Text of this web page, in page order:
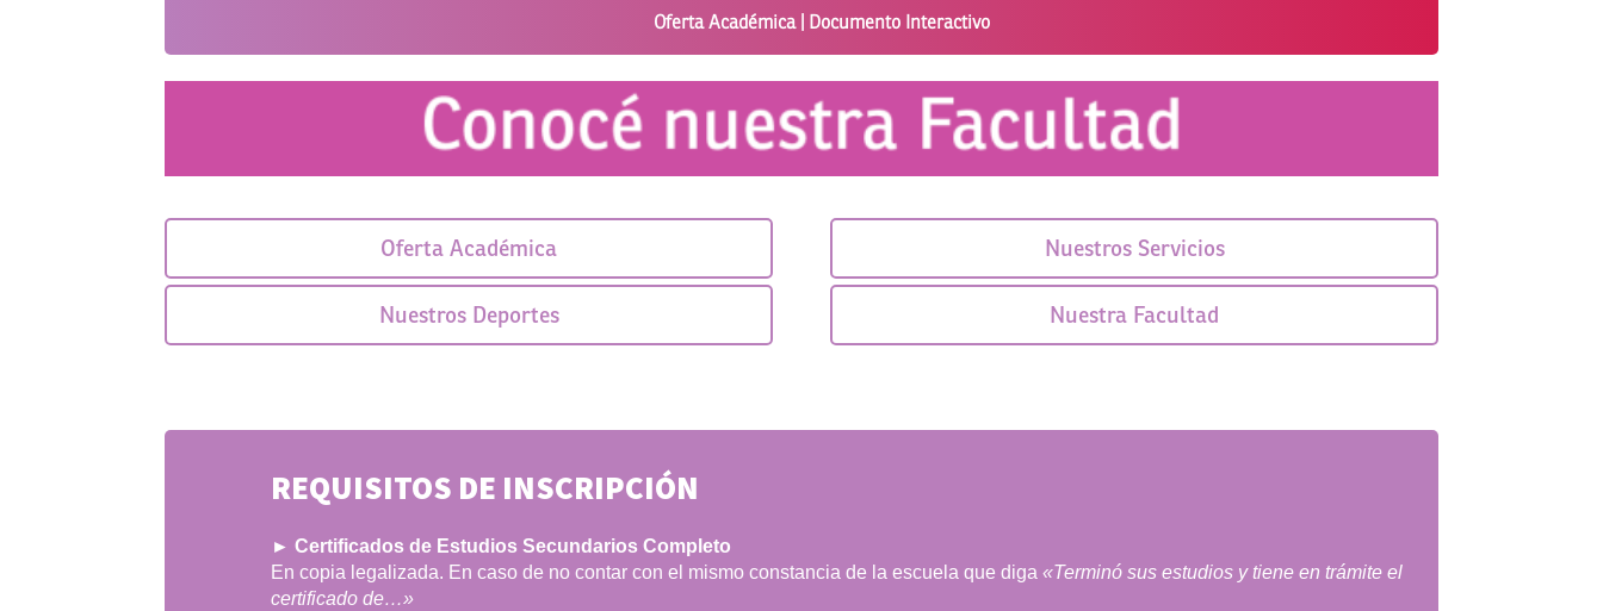
Oferta Académica | Documento Interactivo
Oferta Académica
Nuestros Deportes
Nuestros Servicios
Nuestra Facultad
REQUISITOS DE INSCRIPCIÓN
► Certificados de Estudios Secundarios Completo
En copia legalizada. En caso de no contar con el mismo constancia de la escuela que diga «Terminó sus estudios y tiene en trámite el
certificado de…»